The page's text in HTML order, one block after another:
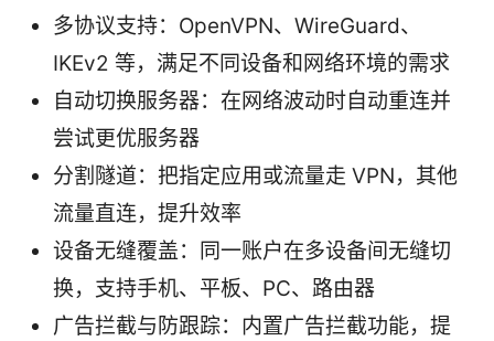
多协议支持：OpenVPN、WireGuard、
IKEv2 等，满足不同设备和网络环境的需求
自动切换服务器：在网络波动时自动重连并
尝试更优服务器
分割隧道：把指定应用或流量走 VPN，其他
流量直连，提升效率
设备无缝覆盖：同一账户在多设备间无缝切
换，支持手机、平板、PC、路由器
广告拦截与防跟踪：内置广告拦截功能，提